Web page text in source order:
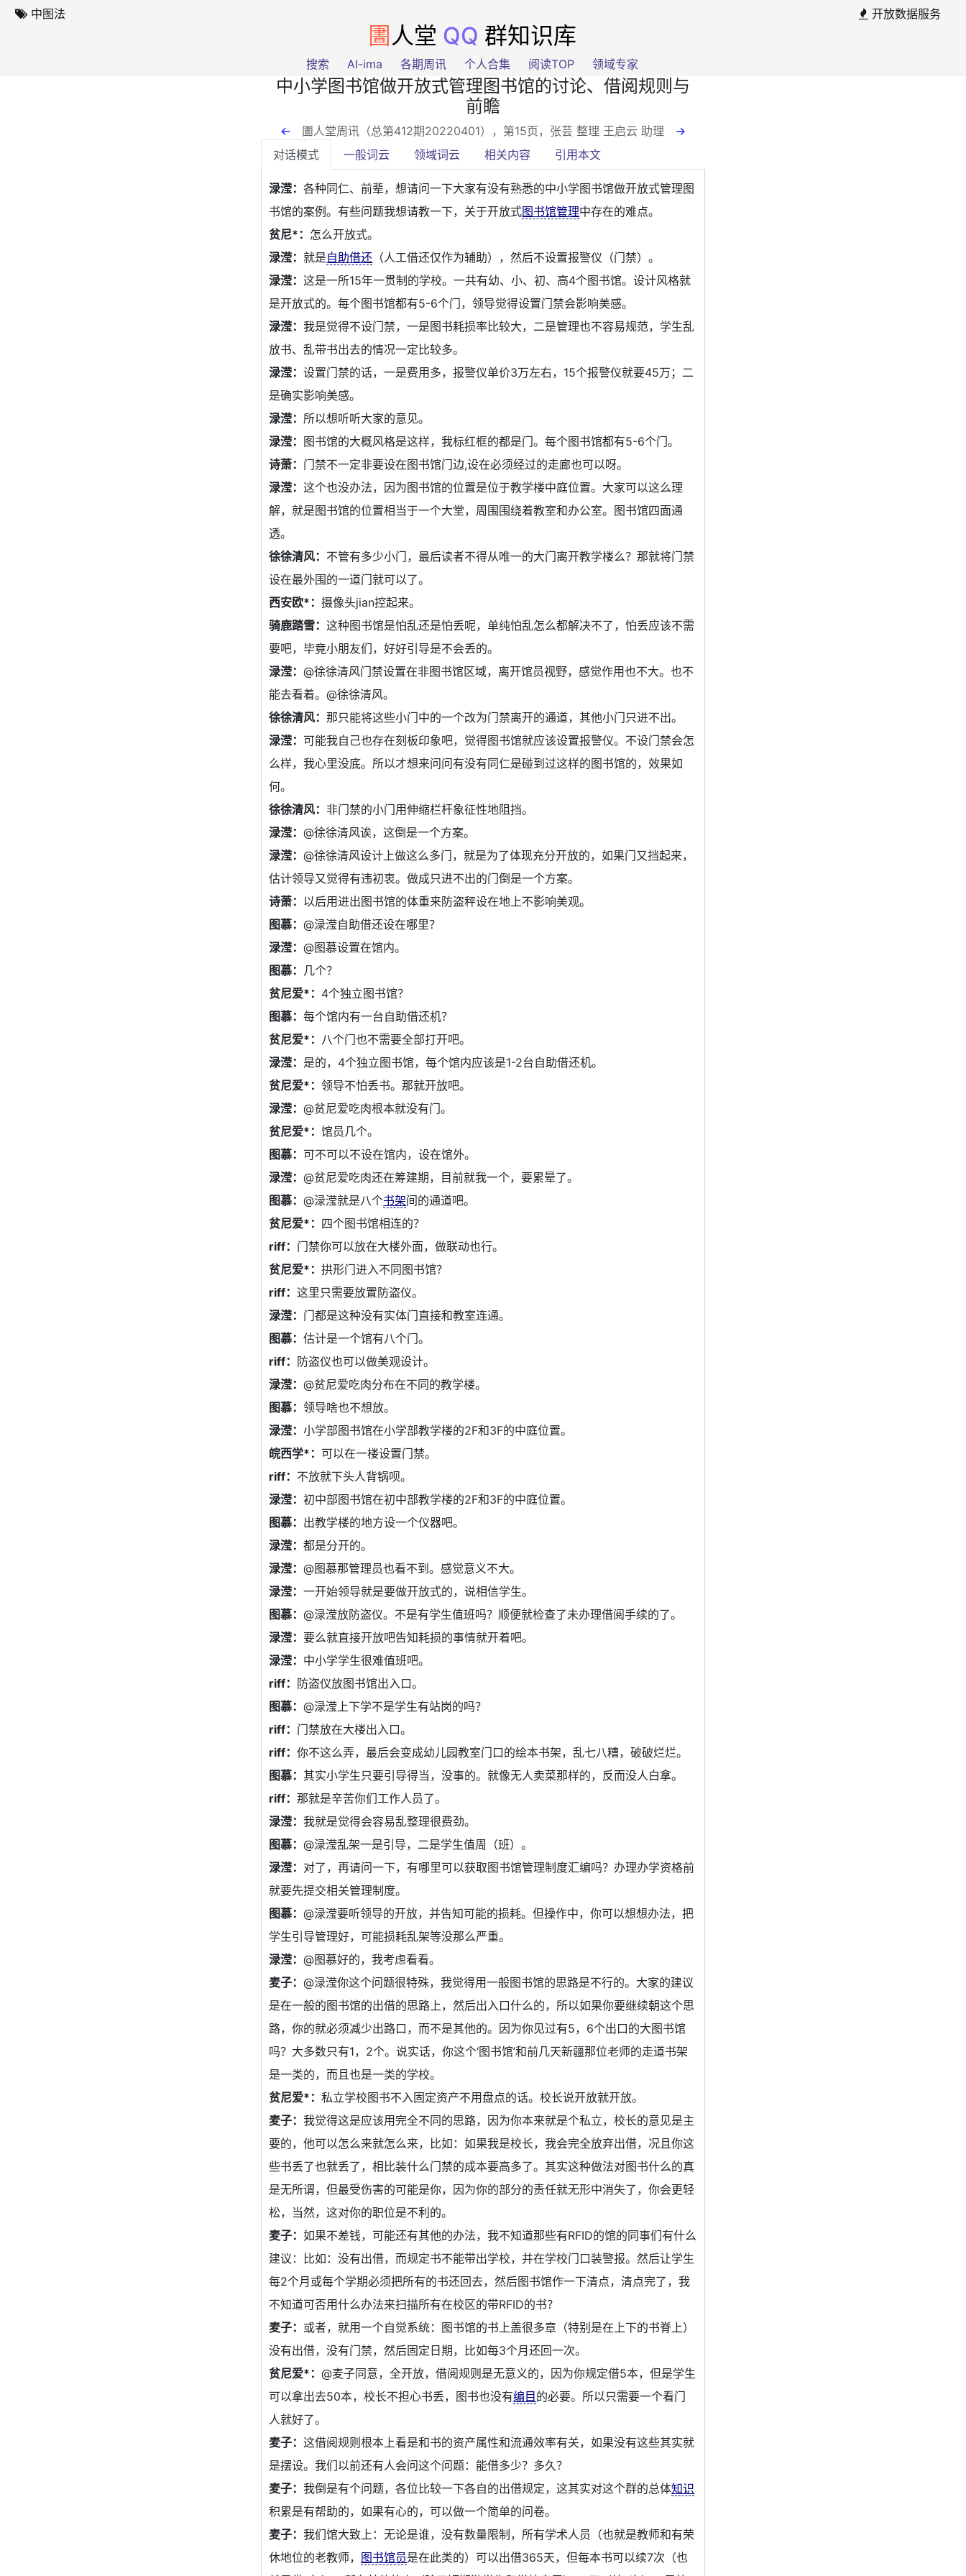
中图法 开放数据服务
圕 人堂 QQ 群知识库
搜索 AI-ima 各期周讯 个人合集 阅读TOP 领域专家
中小学图书馆做开放式管理图书馆的讨论、借阅规则与
前瞻
← 圕人堂周讯（总第412期20220401），第15页 ，张芸 整理 王启云 助理 →
对话模式
一般词云 领域词云 相关内容 引用本文
渌滢：各种同仁、前辈，想请问一下大家有没有熟悉的中小学图书馆做开放式管理图
书馆的案例。有些问题我想请教一下，关于开放式图书馆管理中存在的难点。
贫尼*： 怎么开放式。
渌滢：就是自助借还 （人工借还仅作为辅助），然后不设置报警仪（门禁）。
渌滢：这是一所15年一贯制的学校。一共有幼、小、初、高4个图书馆。设计风格就
是开放式的。每个图书馆都有5-6个门，领导觉得设置门禁会影响美感。
渌滢：我是觉得不设门禁，一是图书耗损率比较大，二是管理也不容易规范，学生乱
放书、乱带书出去的情况一定比较多。
渌滢：设置门禁的话，一是费用多，报警仪单价3万左右，15个报警仪就要45万；二
是确实影响美感。
渌滢： 所以想听听大家的意见。
渌滢： 图书馆的大概风格是这样，我标红框的都是门。每个图书馆都有5-6个门。
诗萧： 门禁不一定非要设在图书馆门边,设在必须经过的走廊也可以呀。
渌滢：这个也没办法，因为图书馆的位置是位于教学楼中庭位置。大家可以这么理
解，就是图书馆的位置相当于一个大堂，周围围绕着教室和办公室。图书馆四面通
透。
徐徐清风： 不管有多少小门，最后读者不得从唯一的大门离开教学楼么？那就将门禁
设在最外围的一道门就可以了。
西安欧*：摄像头jian控起来。
骑鹿踏雪：这种图书馆是怕乱还是怕丢呢，单纯怕乱怎么都解决不了，怕丢应该不需
要吧，毕竟小朋友们，好好引导是不会丢的。
渌滢：@徐徐清风门禁设置在非图书馆区域，离开馆员视野，感觉作用也不大。也不
能去看着。@徐徐清风。
徐徐清风：那只能将这些小门中的一个改为门禁离开的通道，其他小门只进不出。
渌滢：可能我自己也存在刻板印象吧，觉得图书馆就应该设置报警仪。不设门禁会怎
么样，我心里没底。所以才想来问问有没有同仁是碰到过这样的图书馆的，效果如
何。
徐徐清风：非门禁的小门用伸缩栏杆象征性地阻挡。
渌滢：@徐徐清风诶，这倒是一个方案。
渌滢：@徐徐清风设计上做这么多门，就是为了体现充分开放的，如果门又挡起来，
估计领导又觉得有违初衷。做成只进不出的门倒是一个方案。
诗萧： 以后用进出图书馆的体重来防盗秤设在地上不影响美观。
图慕：@渌滢自助借还设在哪里？
渌滢：@图慕设置在馆内。
图慕： 几个？
贫尼爱*： 4个独立图书馆？
图慕：每个馆内有一台自助借还机？
贫尼爱*： 八个门也不需要全部打开吧。
渌滢： 是的，4个独立图书馆，每个馆内应该是1-2台自助借还机。
贫尼爱*：领导不怕丢书。那就开放吧。
渌滢：@贫尼爱吃肉根本就没有门。
贫尼爱*：馆员几个。
图慕：可不可以不设在馆内，设在馆外。
渌滢：@贫尼爱吃肉还在筹建期，目前就我一个，要累晕了。
图慕：@渌滢就是八个书架间的通道吧。
贫尼爱*： 四个图书馆相连的？
riff： 门禁你可以放在大楼外面，做联动也行。
贫尼爱*：拱形门进入不同图书馆？
riff：这里只需要放置防盗仪。
渌滢： 门都是这种没有实体门直接和教室连通。
图慕：估计是一个馆有八个门。
riff： 防盗仪也可以做美观设计。
渌滢：@贫尼爱吃肉分布在不同的教学楼。
图慕：领导啥也不想放。
渌滢：小学部图书馆在小学部教学楼的2F和3F的中庭位置。
皖西学*：可以在一楼设置门禁。
riff： 不放就下头人背锅呗。
渌滢：初中部图书馆在初中部教学楼的2F和3F的中庭位置。
图慕： 出教学楼的地方设一个仪器吧。
渌滢：都是分开的。
渌滢：@图慕那管理员也看不到。感觉意义不大。
渌滢：一开始领导就是要做开放式的，说相信学生。
图慕：@渌滢放防盗仪。不是有学生值班吗？顺便就检查了未办理借阅手续的了。
渌滢：要么就直接开放吧告知耗损的事情就开着吧。
渌滢： 中小学学生很难值班吧。
riff： 防盗仪放图书馆出入口。
图慕：@渌滢上下学不是学生有站岗的吗？
riff： 门禁放在大楼出入口。
riff：你不这么弄，最后会变成幼儿园教室门口的绘本书架，乱七八糟，破破烂烂。
图慕：其实小学生只要引导得当，没事的。就像无人卖菜那样的，反而没人白拿。
riff：那就是辛苦你们工作人员了。
渌滢：我就是觉得会容易乱整理很费劲。
图慕：@渌滢乱架一是引导，二是学生值周（班）。
渌滢： 对了，再请问一下，有哪里可以获取图书馆管理制度汇编吗？办理办学资格前
就要先提交相关管理制度。
图慕：@渌滢要听领导的开放，并告知可能的损耗。但操作中，你可以想想办法，把
学生引导管理好，可能损耗乱架等没那么严重。
渌滢：@图慕好的，我考虑看看。
麦子：@渌滢你这个问题很特殊，我觉得用一般图书馆的思路是不行的。大家的建议
是在一般的图书馆的出借的思路上，然后出入口什么的，所以如果你要继续朝这个思
路，你的就必须减少出路口，而不是其他的。因为你见过有5，6个出口的大图书馆
吗？大多数只有1，2个。说实话，你这个‘图书馆’和前几天新疆那位老师的走道书架
是一类的，而且也是一类的学校。
贫尼爱*：私立学校图书不入固定资产不用盘点的话。校长说开放就开放。
麦子：我觉得这是应该用完全不同的思路，因为你本来就是个私立，校长的意见是主
要的，他可以怎么来就怎么来，比如：如果我是校长，我会完全放弃出借，况且你这
些书丢了也就丢了，相比装什么门禁的成本要高多了。其实这种做法对图书什么的真
是无所谓，但最受伤害的可能是你，因为你的部分的责任就无形中消失了，你会更轻
松，当然，这对你的职位是不利的。
麦子：如果不差钱，可能还有其他的办法，我不知道那些有RFID的馆的同事们有什么
建议：比如：没有出借，而规定书不能带出学校，并在学校门口装警报。然后让学生
每2个月或每个学期必须把所有的书还回去，然后图书馆作一下清点，清点完了，我
不知道可否用什么办法来扫描所有在校区的带RFID的书？
麦子： 或者，就用一个自觉系统：图书馆的书上盖很多章（特别是在上下的书脊上）
没有出借，没有门禁，然后固定日期，比如每3个月还回一次。
贫尼爱*：@麦子同意，全开放，借阅规则是无意义的，因为你规定借5本，但是学生
可以拿出去50本，校长不担心书丢，图书也没有编目的必要。所以只需要一个看门
人就好了。
麦子：这借阅规则根本上看是和书的资产属性和流通效率有关，如果没有这些其实就
是摆设。我们以前还有人会问这个问题：能借多少？多久？
麦子：我倒是有个问题，各位比较一下各自的出借规定，这其实对这个群的总体知识
积累是有帮助的，如果有心的，可以做一个简单的问卷。
麦子：我们馆大致上：无论是谁，没有数量限制，所有学术人员（也就是教师和有荣
休地位的老教师， 图书馆员是在此类的）可以出借365天，但每本书可以续7次（也